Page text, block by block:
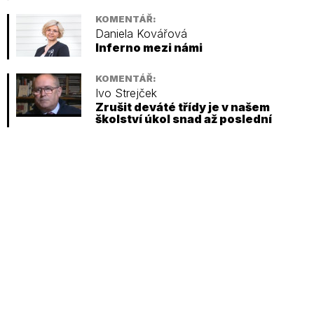
KOMENTÁŘ:
Daniela Kovářová
Inferno mezi námi
KOMENTÁŘ:
Ivo Strejček
Zrušit deváté třídy je v našem
školství úkol snad až poslední